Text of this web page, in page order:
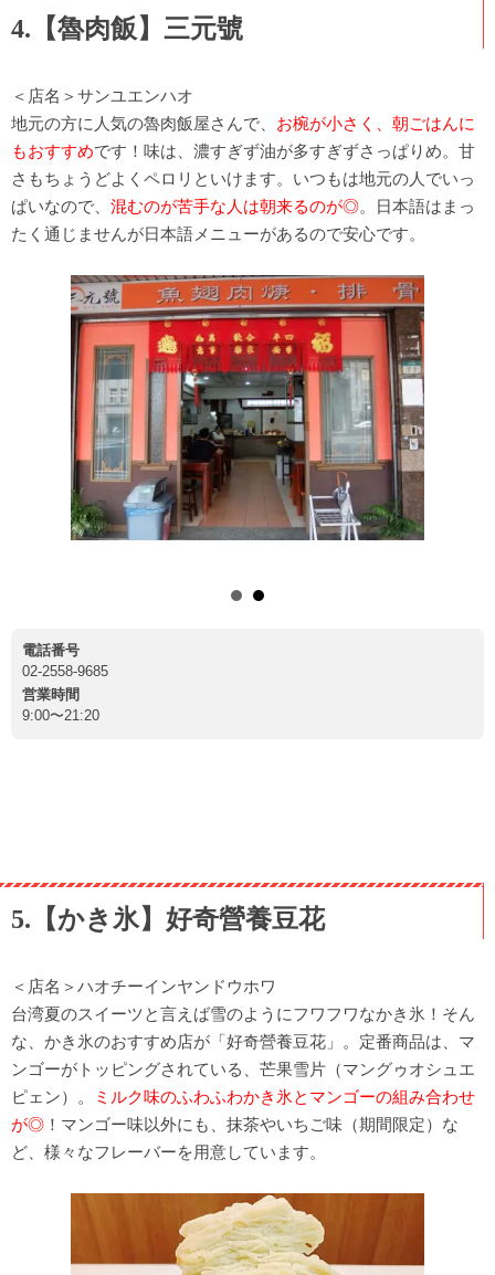
4.【魯肉飯】三元號
＜店名＞サンユエンハオ
地元の方に人気の魯肉飯屋さんで、 お椀が小さく、朝ごはんに
もおすすめです！味は、濃すぎず油が多すぎずさっぱりめ。甘
さもちょうどよくペロリといけます。いつもは地元の人でいっ
ぱいなので、 混むのが苦手な人は朝来るのが◎。日本語はまっ
たく通じませんが日本語メニューがあるので安心です。
電話番号
02-2558-9685
営業時間
9:00〜21:20
5.【かき氷】好奇營養豆花
＜店名＞ハオチーインヤンドウホワ
台湾夏のスイーツと言えば雪のようにフワフワなかき氷！そん
な、かき氷のおすすめ店が「好奇營養豆花」。定番商品は、マ
ンゴーがトッピングされている、芒果雪片（マングゥオシュエ
ピェン）。
ミルク味のふわふわかき氷とマンゴーの組み合わせ
が◎ ！マンゴー味以外にも、抹茶やいちご味（期間限定）な
ど、様々なフレーバーを用意しています。